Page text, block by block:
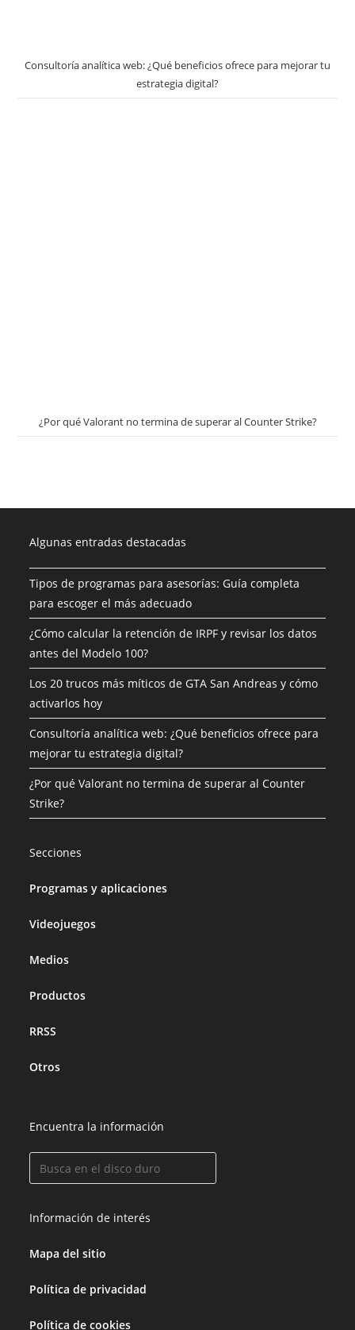
Consultoría analítica web: ¿Qué beneficios ofrece para mejorar tu
estrategia digital?
¿Por qué Valorant no termina de superar al Counter Strike?
Algunas entradas destacadas
Tipos de programas para asesorías: Guía completa
para escoger el más adecuado
¿Cómo calcular la retención de IRPF y revisar los datos
antes del Modelo 100?
Los 20 trucos más míticos de GTA San Andreas y cómo
activarlos hoy
Consultoría analítica web: ¿Qué beneficios ofrece para
mejorar tu estrategia digital?
¿Por qué Valorant no termina de superar al Counter
Strike?
Secciones
Programas y aplicaciones
Videojuegos
Medios
Productos
RRSS
Otros
Encuentra la información
Información de interés
Mapa del sitio
Política de privacidad
Política de cookies